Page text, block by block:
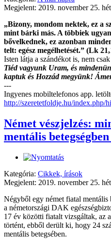
Megjelent: 2019. november 25.
„Bizony, mondom nektek, ez a
mint bárki más. A többiek
bővelkednek, ez azonban
telt: egész megélhetését.” (Lk
Isten látja a szándékot is, nem csak
Tiéd vagyunk Uram, és
kaptuk és Hozzád megyünk!
---
Ingyenes mobiltelefonos app.
http://szeretetfoldje.hu/index.php/
Német vészjelzés:
mentális
Kategória: Cikkek, írások
Megjelent: 2019. november 25.
Négyből egy német fiatal mentális
a németországi DAK
17 év közötti fiatalt vizsgáltak, az
történt, ebből derült ki, hogy 24
mentális betegsében.